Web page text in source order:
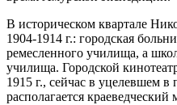
В историческом квартале
1904-1914 г.: городская
ремесленного училища, а
училища. Городской
1915 г., сейчас в уцелевшем в
располагается краеведческий